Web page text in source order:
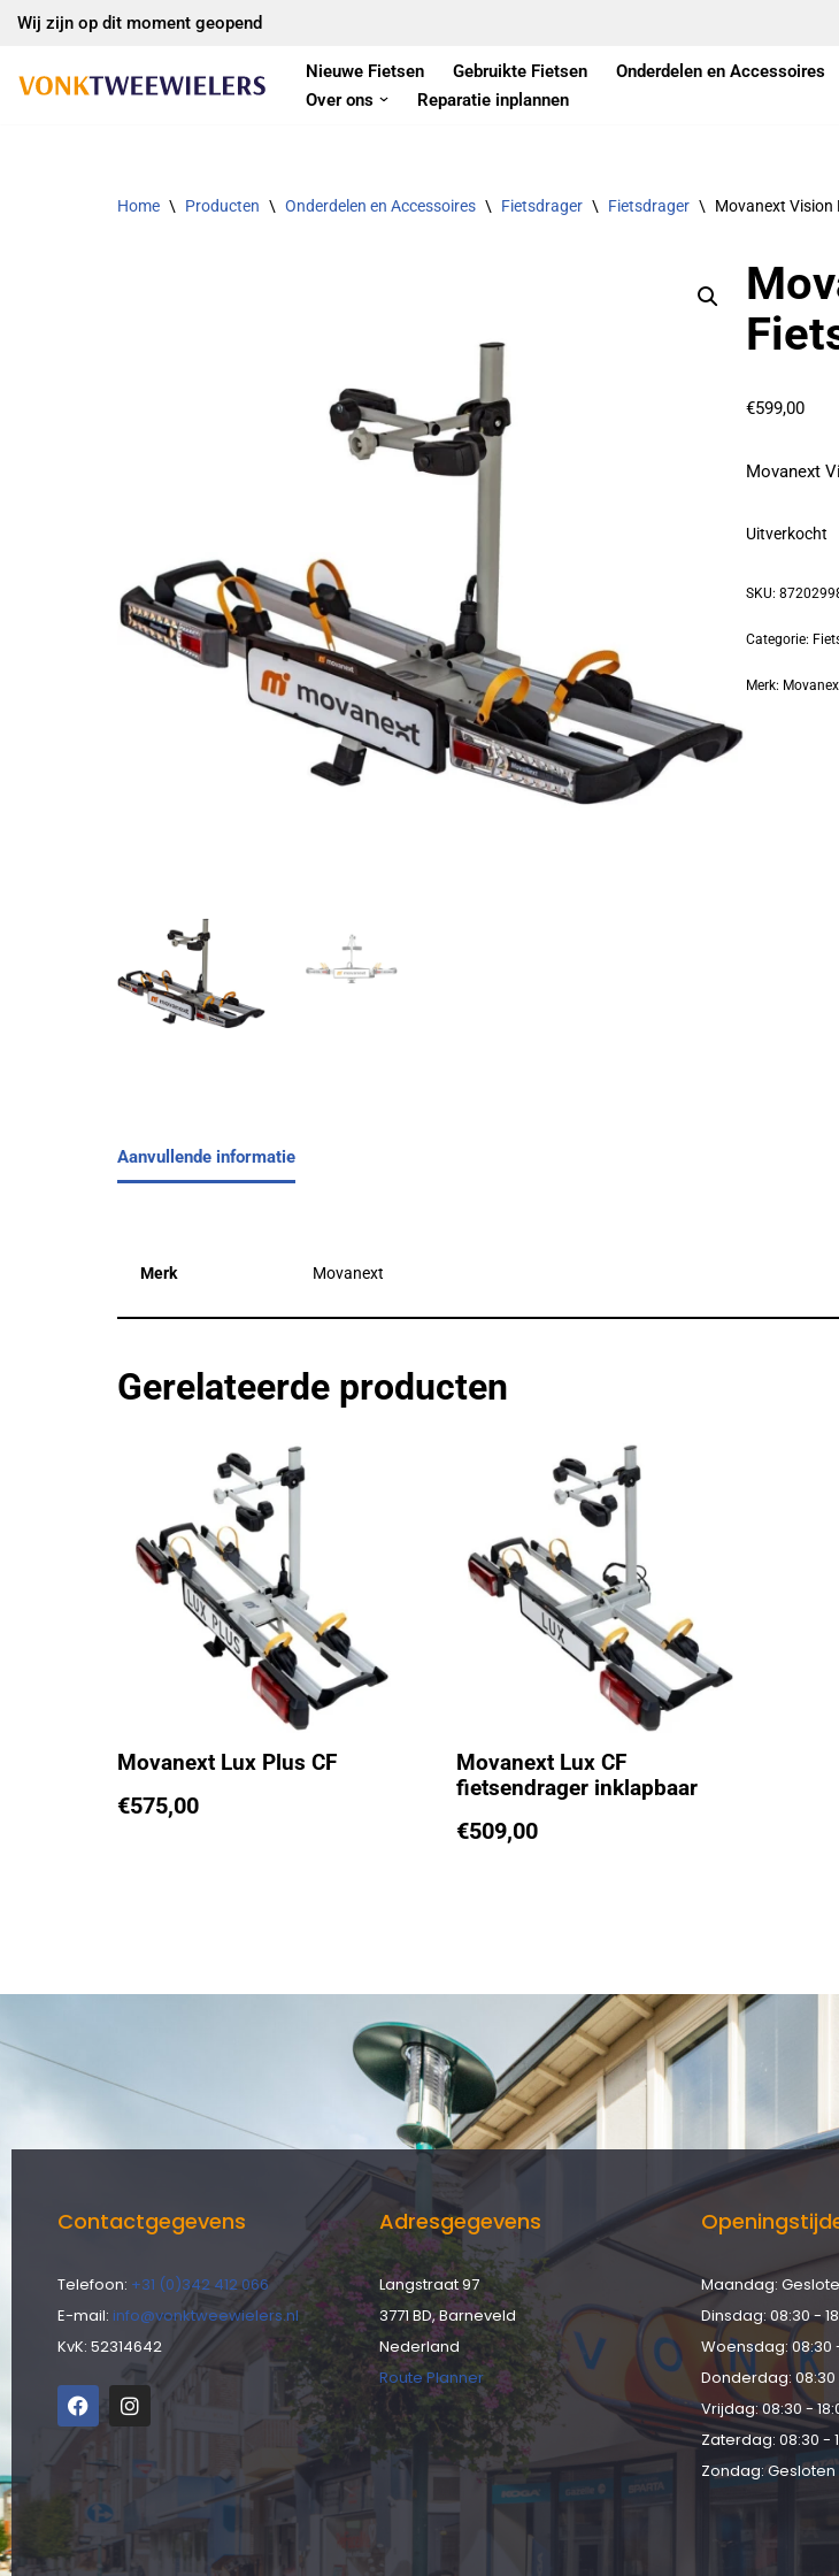
naar
Wij zijn op dit moment geopend
Nieuwe Fietsen Gebruikte Fietsen Onderdelen en Accessoires
Over ons
Reparatie inplannen
Home \ Producten \ Onderdelen en Accessoires \ Fietsdrager \ Fietsdrager \ Movanext Vision
€599,00
Movanext
Uitverkocht
SKU:
Categorie:
Merk:
Aanvullende informatie
Merk Movanext
Gerelateerde producten
Movanext Lux Plus CF
€575,00
Movanext Lux CF
fietsendrager inklapbaar
€509,00
Contactgegevens
Telefoon: +31 (0)342 412 066
E-mail: info@vonktweewielers.nl
KvK: 52314642
Adresgegevens
Langstraat 97
3771 BD, Barneveld
Nederland
Route Planner
Maandag:
Dinsdag: 08:30 -
Woensdag: 08:30
Donderdag: 08:30
Vrijdag: 08:30 -
Zaterdag: 08:30 -
Zondag: Gesloten